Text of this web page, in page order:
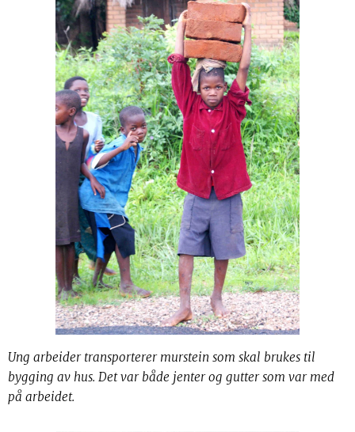
Ung arbeider transporterer murstein som skal brukes til
bygging av hus. Det var både jenter og gutter som var med
på arbeidet.